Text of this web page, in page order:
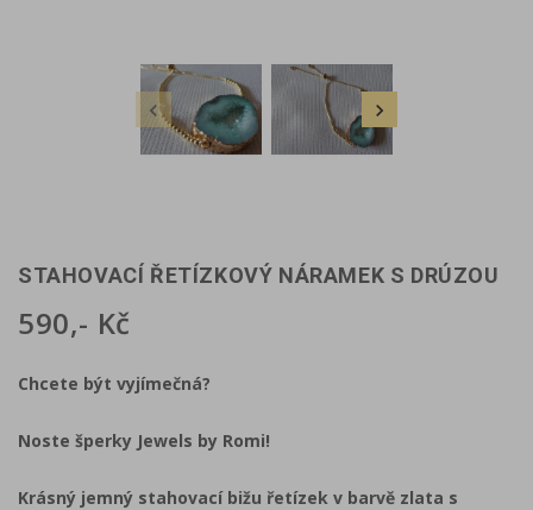
 
STAHOVACÍ ŘETÍZKOVÝ NÁRAMEK S DRÚZOU
590,- Kč
Chcete být vyjímečná?
Noste šperky Jewels by Romi!
Krásný jemný stahovací bižu řetízek v barvě zlata s